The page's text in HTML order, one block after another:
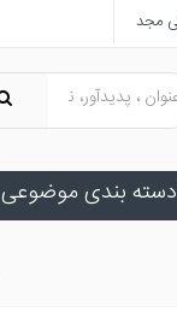
مجد
دسته بندی موضوعی